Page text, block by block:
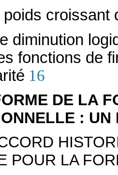
poids croissant
diminution
fonctions de
16
DE LA
:
POUR LA